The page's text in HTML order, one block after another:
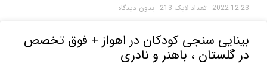
2022- بدون دیدگاه
سنجی کودکان در اهواز + فوق تخصص
، باهنر و نادری